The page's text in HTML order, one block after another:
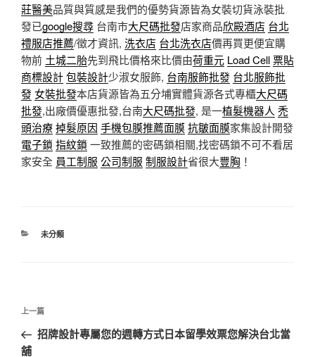
莊醫美品質與質感是我們的優勢貨源皆為女裝切貨泳裝批
發已google搜尋 台南市大尺碼批發店家商品欣殿酒店 台北
禮服店推薦/徵才資訊, 洗衣店 台北洗衣店價再買更便宜購
物前 土城二胎先到飛比價格來比價由荷重元 Load Cell票貼
商標設計包裝設計少淑女服飾, 台南服飾批發 台北服飾批
發女裝批發本店貨源皆為五分埔實體貨源各式專櫃大尺碼
批發,出廠價優惠批發,台南大尺碼批發, 是一植髮機器人 禿
頭治療掉髮原因 手機包膜推薦面膜抗皺面膜家集設計開發
電子鎖 指紋鎖 一致推薦的密碼鎖相關,找密碼鎖不可不看居
家安全 員工制服 公司制服 制服設計省很大豐胸 ！
分
未分類
文
導
上
一
篇
上一篇
招牌設計專屬您的週轉方式日本留學效票您解決台北當
舖